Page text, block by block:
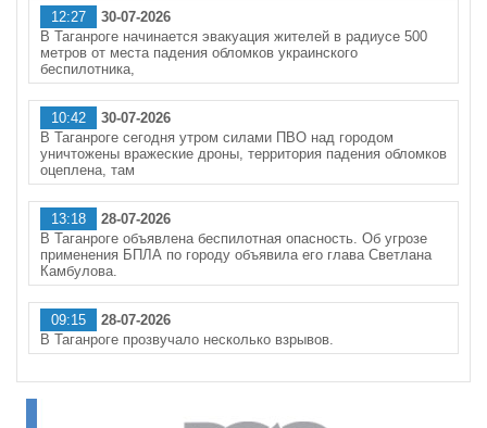
12:27
30-07-2026
В Таганроге начинается эвакуация жителей в радиусе 500
метров от места падения обломков украинского
беспилотника,
10:42
30-07-2026
В Таганроге сегодня утром силами ПВО над городом
уничтожены вражеские дроны, территория падения обломков
оцеплена, там
13:18
28-07-2026
В Таганроге объявлена беспилотная опасность. Об угрозе
применения БПЛА по городу объявила его глава Светлана
Камбулова.
09:15
28-07-2026
В Таганроге прозвучало несколько взрывов.